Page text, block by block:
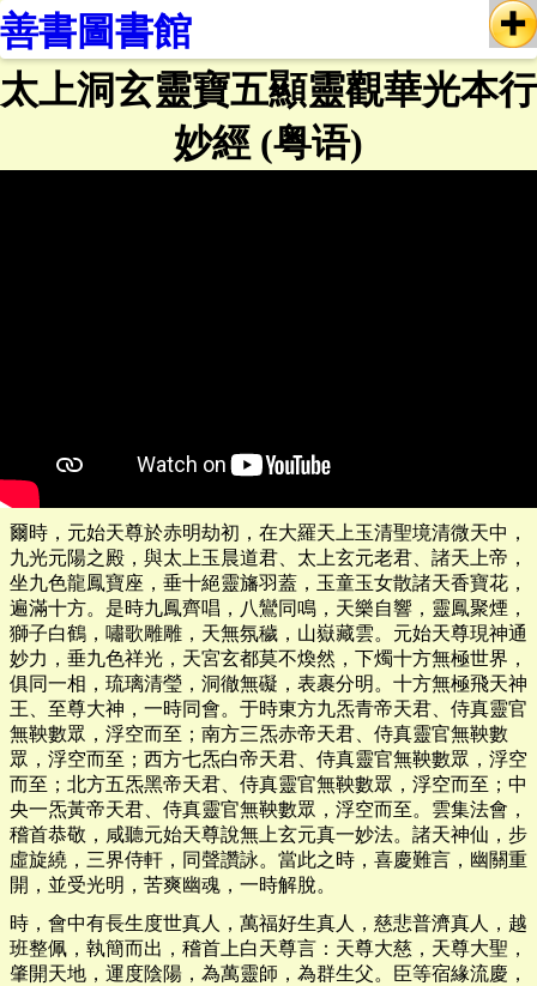
善書圖書館
太上洞玄靈寶五顯靈觀華光本行
妙經 (粤语)
爾時，元始天尊於赤明劫初，在大羅天上玉清聖境清微天中，
九光元陽之殿，與太上玉晨道君、太上玄元老君、諸天上帝，
坐九色龍鳳寶座，垂十絕靈旛羽蓋，玉童玉女散諸天香寶花，
遍滿十方。是時九鳳齊唱，八鸞同鳴，天樂自響，靈鳳聚煙，
獅子白鶴，嘯歌雕雕，天無氛穢，山嶽藏雲。元始天尊現神通
妙力，垂九色祥光，天宮玄都莫不煥然，下燭十方無極世界，
俱同一相，琉璃清瑩，洞徹無礙，表裹分明。十方無極飛天神
王、至尊大神，一時同會。于時東方九炁青帝天君、侍真靈官
無鞅數眾，浮空而至；南方三炁赤帝天君、侍真靈官無鞅數
眾，浮空而至；西方七炁白帝天君、侍真靈官無鞅數眾，浮空
而至；北方五炁黑帝天君、侍真靈官無鞅數眾，浮空而至；中
央一炁黃帝天君、侍真靈官無鞅數眾，浮空而至。雲集法會，
稽首恭敬，咸聽元始天尊說無上玄元真一妙法。諸天神仙，步
虛旋繞，三界侍軒，同聲讚詠。當此之時，喜慶難言，幽關重
開，並受光明，苦爽幽魂，一時解脫。
時，會中有長生度世真人，萬福好生真人，慈悲普濟真人，越
班整佩，執簡而出，稽首上白天尊言：天尊大慈，天尊大聖，
肇開天地，運度陰陽，為萬靈師，為群生父。臣等宿緣流慶，